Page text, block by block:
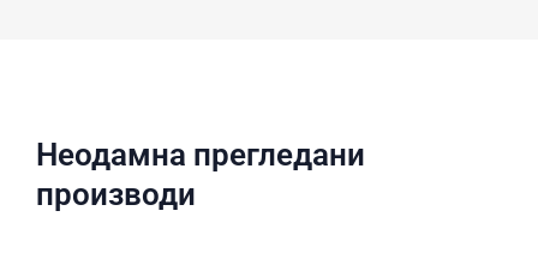
Неодамна прегледани
производи